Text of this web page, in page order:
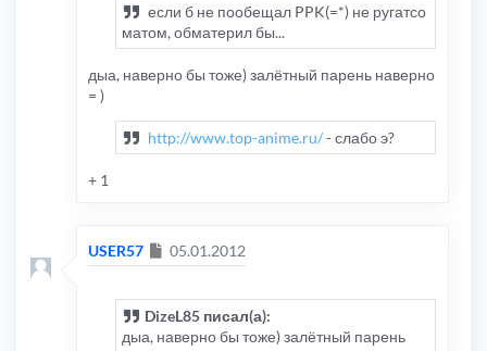
если б не пообещал PPK(=*) не ругатсо
матом, обматерил бы...
дыа, наверно бы тоже) залётный парень наверно
= )
http://www.top-anime.ru/- слабо э?
+ 1
USER57 Сообщение
05.01.2012
DizeL85 писал(а):
дыа, наверно бы тоже) залётный парень